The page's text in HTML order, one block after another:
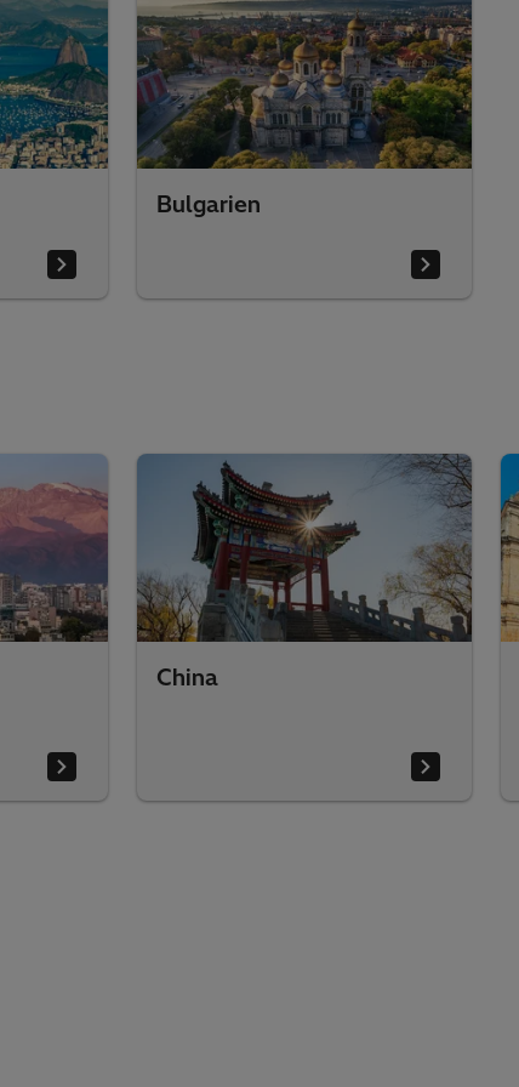
Bulgarien
China